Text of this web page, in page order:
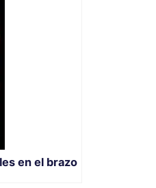
en el brazo